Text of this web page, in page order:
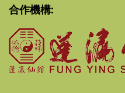
合作機構: